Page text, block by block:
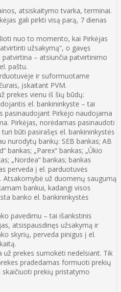
atsiskaitymo tvarka, terminai.
gali pirkti visą parą, 7 dienas
nuo to momento, kai Pirkėjas
užsakymą“, o gavęs
– atsiunčia patvirtinimo
paštu.
ir suformuotame
įskaitant PVM.
prekes vienu iš šių būdų:
el. bankininkyste – tai
pasinaudojant Pirkėjo naudojama
Pirkėjas, norėdamas pasinaudoti
būti pasirašęs el. bankininkystės
nurodytų bankų: SEB bankas; AB
bankas; „Parex“ bankas; „Ūkio
„Nordea“ bankas; bankas
perveda į el. parduotuvės
Atsakomybė už duomenų saugumą
bankui, kadangi visos
banko el. bankininkystės
pavedimu – tai išankstinis
atsispausdinęs užsakymą ir
skyrių, perveda pinigus į el.
už prekes sumokėti nedelsiant. Tik
pradedamas formuoti prekių
skaičiuoti prekių pristatymo